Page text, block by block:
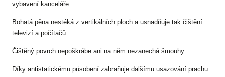
vybavení kanceláře.
Bohatá pěna nestéká z vertikálních ploch a usnadňuje tak čištění
televizí a počítačů.
Čištěný povrch nepoškrábe ani na něm nezanechá šmouhy.
Díky antistatickému působení zabraňuje dalšímu usazování prachu.